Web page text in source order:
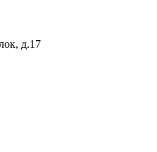
д.17